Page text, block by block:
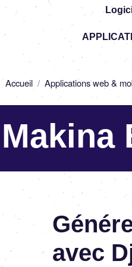
Top
Main
navigation
d'Ariane
Accueil Applications web &
Makina
avec